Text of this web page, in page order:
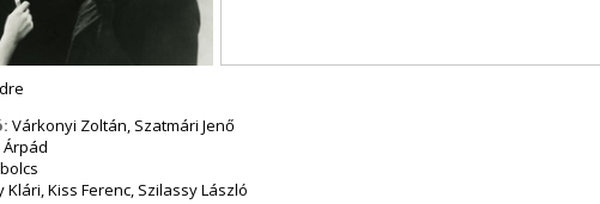
Várkonyi Zoltán, Szatmári Jenő
Klári, Kiss Ferenc, Szilassy László